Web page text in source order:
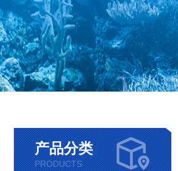
产品分类
PRODUCTS